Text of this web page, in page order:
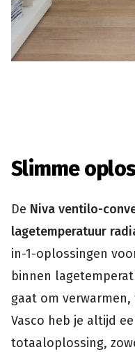
Slimme
De Niva ventilo-
lagetemperatuur
in-1-oplossingen
binnen
gaat om
Vasco heb je altijd
totaaloplossing,